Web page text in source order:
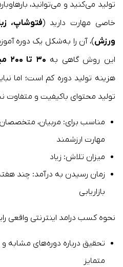
تولید می‌کنید و می‌توانید،
خاصی مهارت دارید (فتوشاپ،
ورزش)، آن را به‌شکل یک دوره
این روش گاهی به ۳۰ تا ۲۰۰ میلیون تومان
هزینه تولید دوره کم است؛ اما
تولید محتوای باکیفیت و متفاوت
مناسب برای: مربیان، متخصصان،
مهارت ارزشمند
میزان تلاش: زیاد
زمان رسیدن به درآمد: چند
بازاریابی
نحوه کسب درامد اینترنتی واقعی
تحقیق درباره دوره‌های مشابه
متمایز